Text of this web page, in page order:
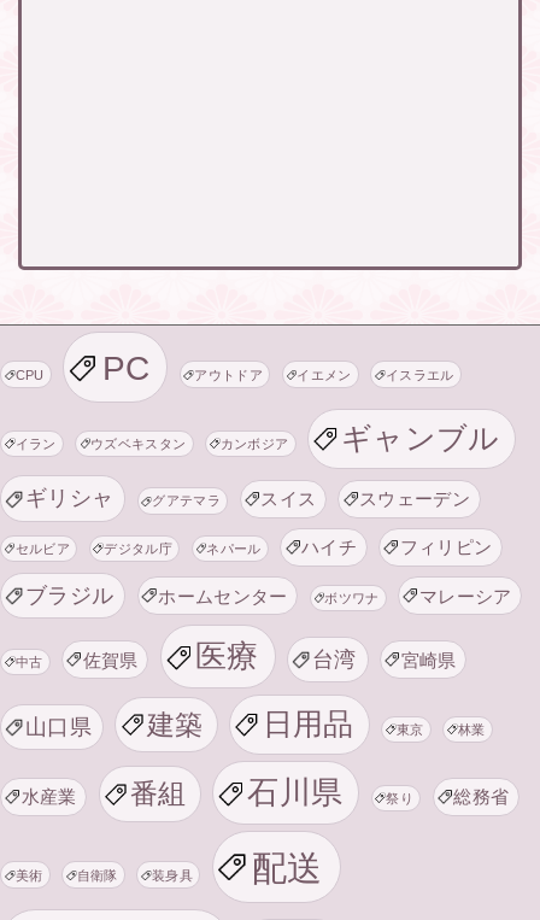
CPU PC アウトドア イエメン イスラエル
イラン ウズベキスタン カンボジア ギャンブル
ギリシャ グアテマラ スイス スウェーデン
セルビア デジタル庁 ネパール ハイチ フィリピン
ブラジル ホームセンター ボツワナ マレーシア
中古 佐賀県 医療 台湾 宮崎県
山口県 建築 日用品 東京 林業
水産業 番組 石川県 祭り 総務省
美術 自衛隊 装身具 配送